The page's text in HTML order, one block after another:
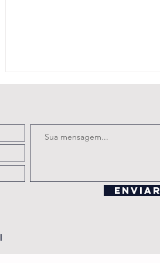
FEBRAF celebra
Enviar